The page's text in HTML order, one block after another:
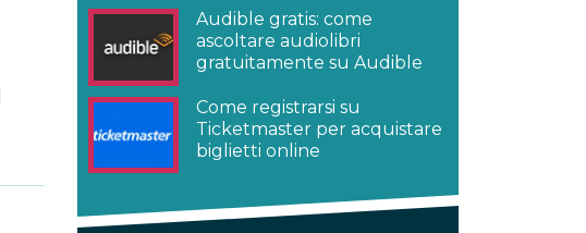
Audible gratis: come
ascoltare audiolibri
gratuitamente su Audible
Come registrarsi su
Ticketmaster per acquistare
biglietti online